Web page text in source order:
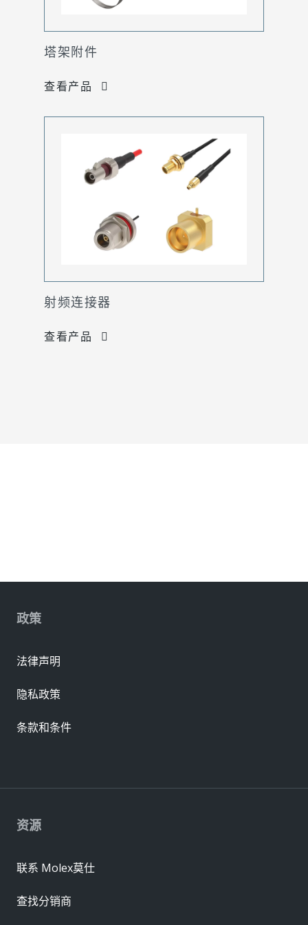
塔架附件
查看产品
射频连接器
查看产品
资源
联系 Molex莫仕
查找分销商
政策
法律声明
隐私政策
条款和条件